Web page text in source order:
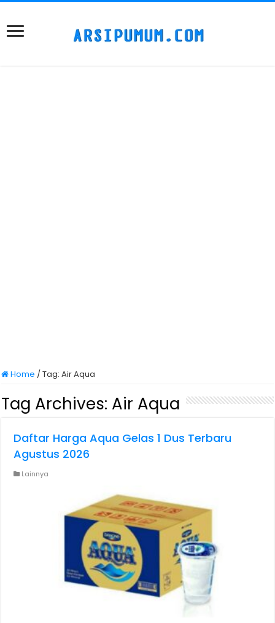
Home /Tag:Air Aqua
Tag Archives: Air Aqua
Daftar Harga Aqua Gelas 1 Dus Terbaru
Agustus 2026
Lainnya